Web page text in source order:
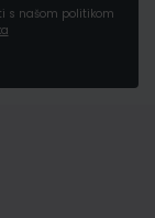
s našom politikom